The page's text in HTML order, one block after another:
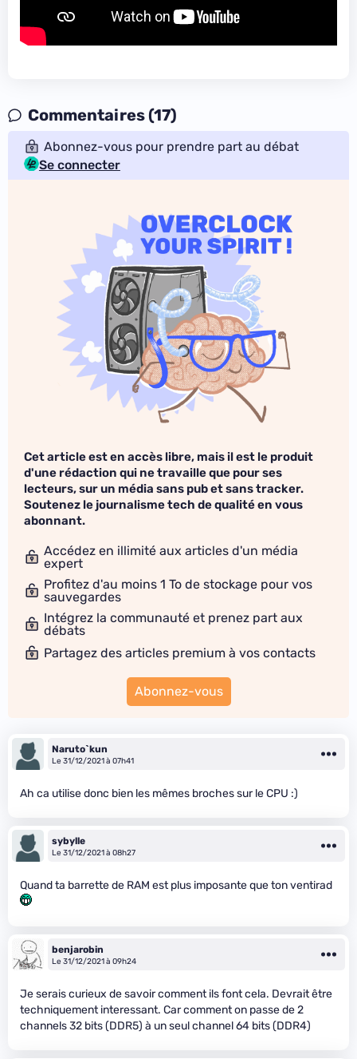
Commentaires (17)
Abonnez-vous pour prendre part au débat
Se connecter
Cet article est en accès libre, mais il est le produit
d'une rédaction qui ne travaille que pour ses
lecteurs, sur un média sans pub et sans tracker.
Soutenez le journalisme tech de qualité en vous
abonnant.
Accédez en illimité aux articles d'un média
expert
Profitez d'au moins 1 To de stockage pour vos
sauvegardes
Intégrez la communauté et prenez part aux
débats
Partagez des articles premium à vos contacts
Abonnez-vous
Naruto`kun
Le 31/12/2021 à 07h41
Ah ca utilise donc bien les mêmes broches sur le CPU :)
sybylle
Le 31/12/2021 à 08h27
Quand ta barrette de RAM est plus imposante que ton ventirad
benjarobin
Le 31/12/2021 à 09h24
Je serais curieux de savoir comment ils font cela. Devrait être
techniquement interessant. Car comment on passe de 2
channels 32 bits (DDR5) à un seul channel 64 bits (DDR4)